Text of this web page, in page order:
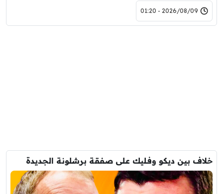
2026/08/09 - 01:20
خلاف بين ديكو وفليك على صفقة برشلونة الجديدة